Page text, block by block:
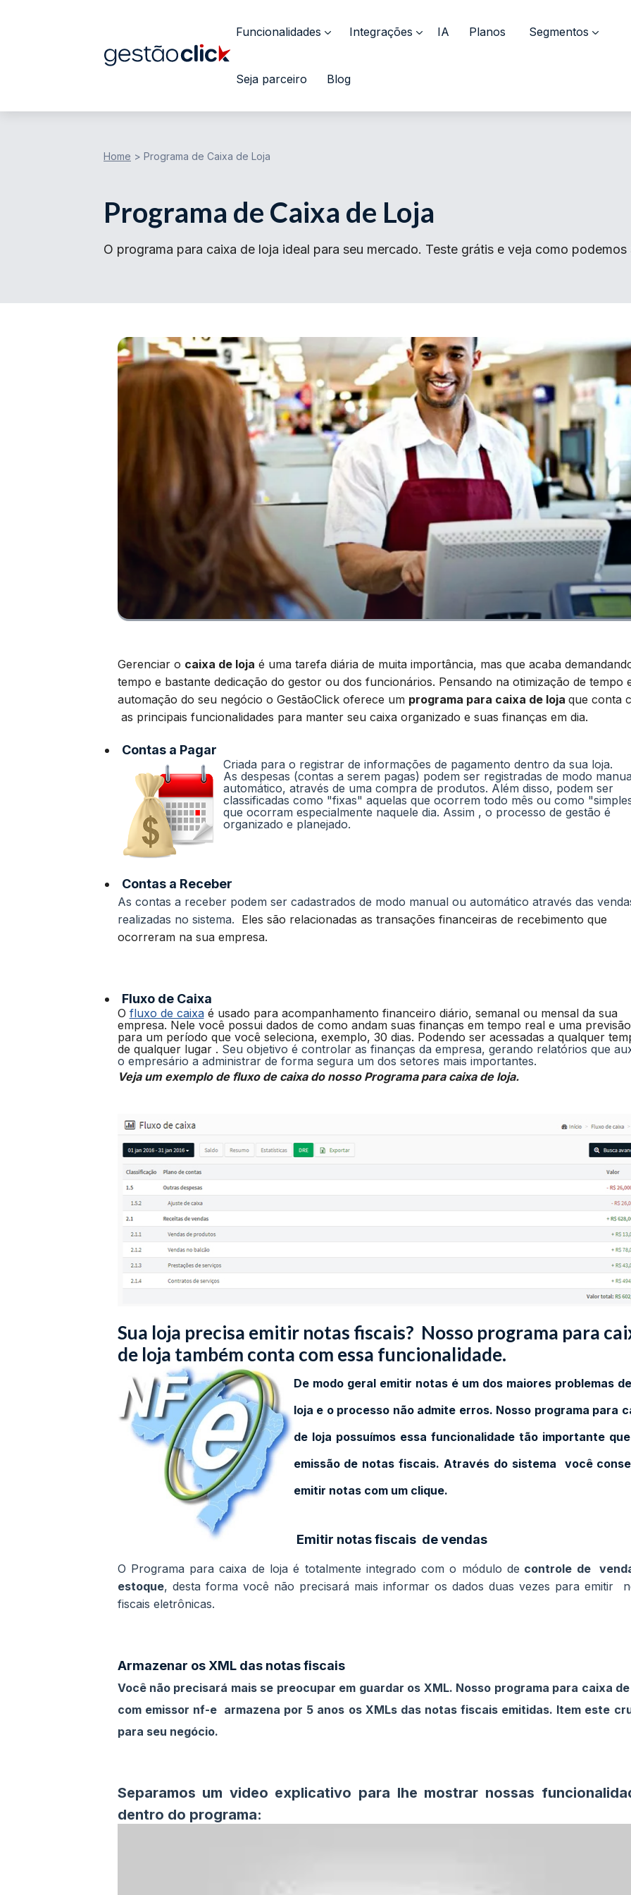
Funcionalidades Integrações IA Planos Segmentos
Seja parceiro Blog
Home > Programa de Caixa de Loja
Programa de Caixa de Loja
O programa para caixa de loja ideal para seu mercado. Teste grátis e veja como podemos
Gerenciar o caixa de loja é uma tarefa diária de muita importância, mas que acaba
tempo e bastante dedicação do gestor ou dos funcionários. Pensando na otimização de tempo
automação do seu negócio o GestãoClick oferece um programa para caixa de loja que conta
as principais funcionalidades para manter seu caixa organizado e suas finanças em dia.
Contas a Pagar
Criada para o registrar de informações de pagamento dentro da sua loja.
As despesas (contas a serem pagas) podem ser registradas de modo
automático, através de uma compra de produtos. Além disso, podem ser
classificadas como "fixas" aquelas que ocorrem todo mês ou como
que ocorram especialmente naquele dia. Assim , o processo de gestão é
organizado e planejado.
Contas a Receber
As contas a receber podem ser cadastrados de modo manual ou automático através das
realizadas no sistema. Eles são relacionadas as transações financeiras de recebimento que
ocorreram na sua empresa.
Fluxo de Caixa
O fluxo de caixaé usado para acompanhamento financeiro diário, semanal ou mensal da sua
empresa. Nele você possui dados de como andam suas finanças em tempo real e uma previsão
para um período que você seleciona, exemplo, 30 dias. Podendo ser acessadas a qualquer
de qualquer lugar . Seu objetivo é controlar as finanças da empresa, gerando relatórios que
o empresário a administrar de forma segura um dos setores mais importantes.
Veja um exemplo de fluxo de caixa do nosso Programa para caixa de loja.
Sua loja precisa emitir notas fiscais? Nosso programa para
de loja também conta com essa funcionalidade.
De modo geral emitir notas é um dos maiores problemas
loja e o processo não admite erros. Nosso programa para
de loja possuímos essa funcionalidade tão importante
emissão de notas fiscais. Através do sistema você
emitir notas com um clique.
Emitir notas fiscais de vendas
O Programa para caixa de loja é totalmente integrado com o módulo de controle de
estoque, desta forma você não precisará mais informar os dados duas vezes para emitir
fiscais eletrônicas.
Armazenar os XML das notas fiscais
Você não precisará mais se preocupar em guardar os XML. Nosso programa para caixa
com emissor nf-e armazena por 5 anos os XMLs das notas fiscais emitidas. Item este
para seu negócio.
Separamos um video explicativo para lhe mostrar nossas
dentro do programa: